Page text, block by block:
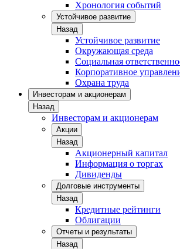
Хронология событий
Устойчивое развитие
Назад
Устойчивое развитие
Окружающая среда
Социальная
Корпоративное
Охрана труда
Инвесторам и акционерам
Назад
Инвесторам и акционерам
Акции
Назад
Акционерный капитал
Информация о торгах
Дивиденды
Долговые инструменты
Назад
Кредитные рейтинги
Облигации
Отчеты и результаты
Назад